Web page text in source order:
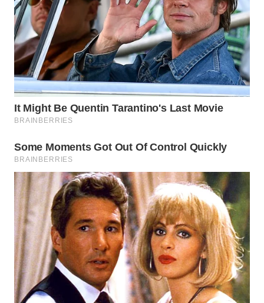
WN
MALUKU
WN
MALUT
WN
DAIRI
WN
DANAU
TOBA
WN
NIAS
WN
LANGKAT
WN